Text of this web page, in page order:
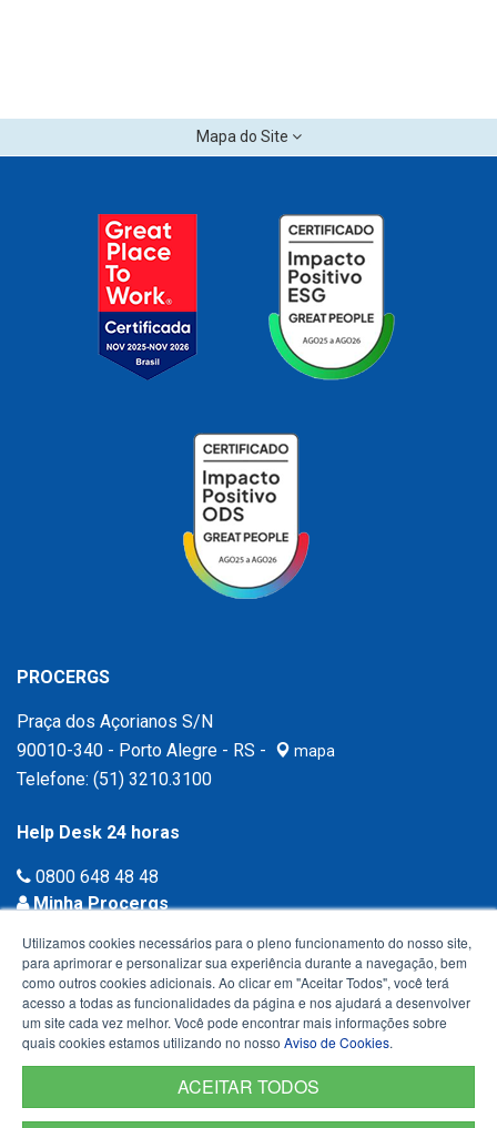
Mapa do Site
PROCERGS
Praça dos Açorianos S/N
90010-340 - Porto Alegre - RS -
mapa
Telefone: (51) 3210.3100
Help Desk 24 horas
0800 648 48 48
Minha Procergs
Utilizamos cookies necessários para o pleno funcionamento do nosso site,
para aprimorar e personalizar sua experiência durante a navegação, bem
como outros cookies adicionais. Ao clicar em "Aceitar Todos", você terá
acesso a todas as funcionalidades da página e nos ajudará a desenvolver
um site cada vez melhor. Você pode encontrar mais informações sobre
quais cookies estamos utilizando no nosso Aviso de Cookies.
ACEITAR TODOS